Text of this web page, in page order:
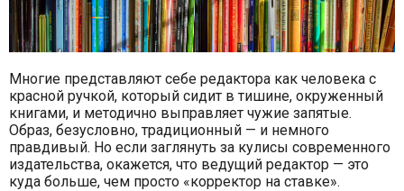
Многие представляют себе редактора как человека с
красной ручкой, который сидит в тишине, окруженный
книгами, и методично выправляет чужие запятые.
Образ, безусловно, традиционный — и немного
правдивый. Но если заглянуть за кулисы современного
издательства, окажется, что ведущий редактор — это
куда больше, чем просто «корректор на ставке».